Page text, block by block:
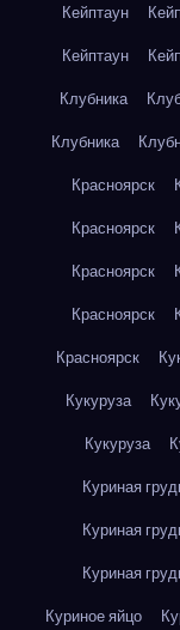
Кейптаун
Кейптаун
Клубника
Клубника
Красноярск
Красноярск
Красноярск
Красноярск
Красноярск
Кукуруза
Кукуруза
Куриная
Куриная
Куриная
Куриное яйцо